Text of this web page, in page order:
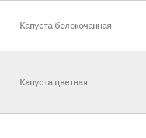
Капуста белокочанная
Капуста цветная